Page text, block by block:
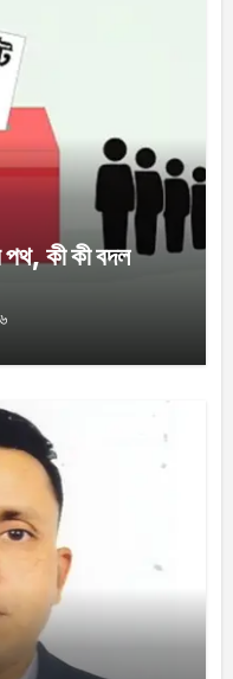
পথ, কী কী বদল